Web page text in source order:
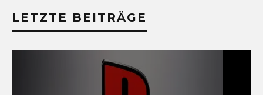
LETZTE BEITRÄGE